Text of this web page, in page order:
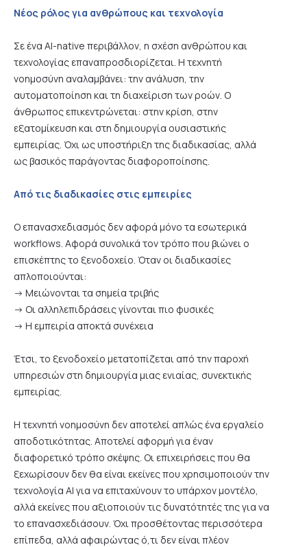
Νέος ρόλος για ανθρώπους και τεχνολογία
Σε ένα AI-native περιβάλλον, η σχέση ανθρώπου και
τεχνολογίας επαναπροσδιορίζεται. Η τεχνητή
νοημοσύνη αναλαμβάνει: την ανάλυση, την
αυτοματοποίηση και τη διαχείριση των ροών. Ο
άνθρωπος επικεντρώνεται: στην κρίση, στην
εξατομίκευση και στη δημιουργία ουσιαστικής
εμπειρίας. Όχι ως υποστήριξη της διαδικασίας, αλλά
ως βασικός παράγοντας διαφοροποίησης.
Από τις διαδικασίες στις εμπειρίες
Ο επανασχεδιασμός δεν αφορά μόνο τα εσωτερικά
workflows. Αφορά συνολικά τον τρόπο που βιώνει ο
επισκέπτης το ξενοδοχείο. Όταν οι διαδικασίες
απλοποιούνται:
-> Μειώνονται τα σημεία τριβής
-> Οι αλληλεπιδράσεις γίνονται πιο φυσικές
-> Η εμπειρία αποκτά συνέχεια
Έτσι, το ξενοδοχείο μετατοπίζεται από την παροχή
υπηρεσιών στη δημιουργία μιας ενιαίας, συνεκτικής
εμπειρίας.
Η τεχνητή νοημοσύνη δεν αποτελεί απλώς ένα εργαλείο
αποδοτικότητας. Αποτελεί αφορμή για έναν
διαφορετικό τρόπο σκέψης. Οι επιχειρήσεις που θα
ξεχωρίσουν δεν θα είναι εκείνες που χρησιμοποιούν την
τεχνολογία AI για να επιταχύνουν το υπάρχον μοντέλο,
αλλά εκείνες που αξιοποιούν τις δυνατότητές της για να
το επανασχεδιάσουν. Όχι προσθέτοντας περισσότερα
επίπεδα, αλλά αφαιρώντας ό,τι δεν είναι πλέον